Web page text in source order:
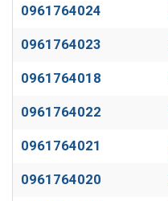
0961764024
0961764023
0961764018
0961764022
0961764021
0961764020